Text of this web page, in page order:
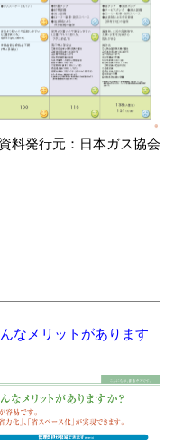
資料発行元：日本ガス協会
なメリットがあります